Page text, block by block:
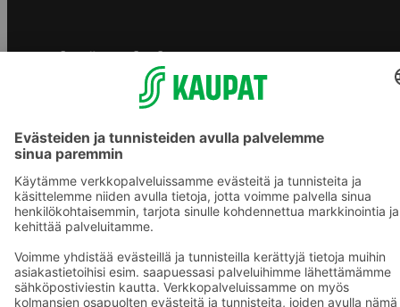
S-ryhmän palvelut
Asiakasomistajuus
Yhteishyvä Ruoka -sovellus
Prisma.fi
Sokos.fi
S-Pankki
Sokos Hotels
Raflaamo